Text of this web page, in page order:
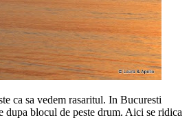
ca sa vedem rasaritul. In Bucuresti
dupa blocul de peste drum. Aici se ridica